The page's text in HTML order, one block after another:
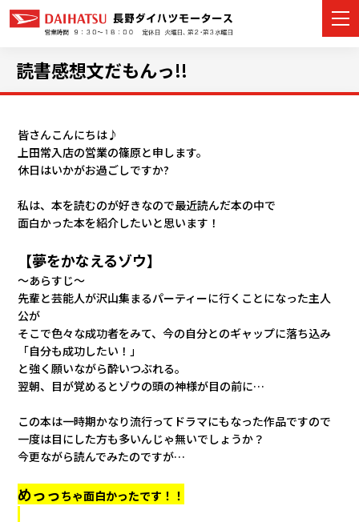
店舗情報
アフターサポート
カタ
読書感想文だもんっ!!
皆さんこんにちは♪
上田常入店の営業の篠原と申します。
休日はいかがお過ごしですか?
私は、本を読むのが好きなので最近読んだ本の中で
面白かった本を紹介したいと思います！
【夢をかなえるゾウ】
～あらすじ～
先輩と芸能人が沢山集まるパーティーに行くことになった主人
公が
そこで色々な成功者をみて、今の自分とのギャップに落ち込み
「自分も成功したい！」
と強く願いながら酔いつぶれる。
翌朝、目が覚めるとゾウの頭の神様が目の前に…
この本は一時期かなり流行ってドラマにもなった作品ですので
一度は目にした方も多いんじゃ無いでしょうか？
今更ながら読んでみたのですが…
めっっちゃ面白かったです！！